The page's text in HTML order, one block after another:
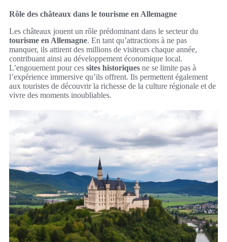
Rôle des châteaux dans le tourisme en Allemagne
Les châteaux jouent un rôle prédominant dans le secteur du
tourisme en Allemagne. En tant qu’attractions à ne pas
manquer, ils attirent des millions de visiteurs chaque année,
contribuant ainsi au développement économique local.
L’engouement pour ces sites historiques ne se limite pas à
l’expérience immersive qu’ils offrent. Ils permettent également
aux touristes de découvrir la richesse de la culture régionale et de
vivre des moments inoubliables.